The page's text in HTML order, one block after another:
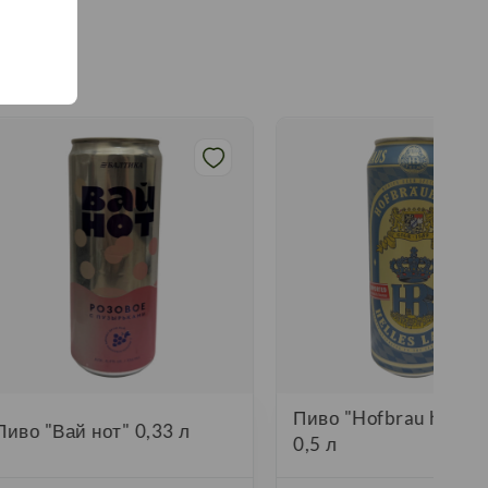
Пиво "Вай нот" 0,33 л
Пиво "Hofbrau helles
0,5 л